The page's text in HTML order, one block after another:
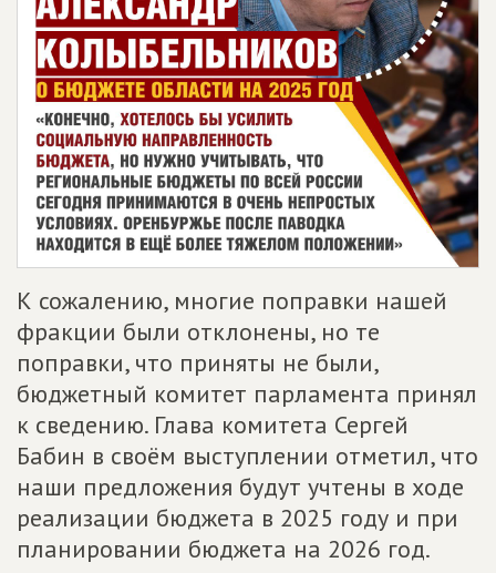
К сожалению, многие поправки нашей
фракции были отклонены, но те
поправки, что приняты не были,
бюджетный комитет парламента принял
к сведению. Глава комитета Сергей
Бабин в своём выступлении отметил, что
наши предложения будут учтены в ходе
реализации бюджета в 2025 году и при
планировании бюджета на 2026 год.